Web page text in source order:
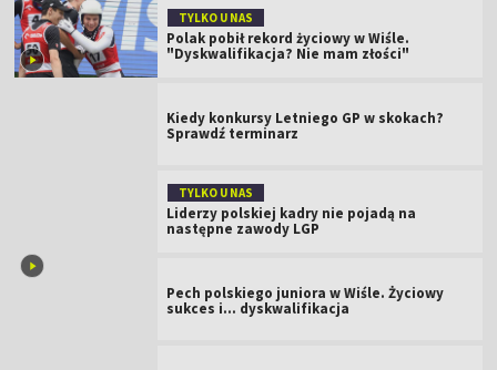
TYLKO U NAS
Polak pobił rekord życiowy w Wiśle.
"Dyskwalifikacja? Nie mam złości"
Kiedy konkursy Letniego GP w skokach?
Sprawdź terminarz
TYLKO U NAS
Liderzy polskiej kadry nie pojadą na
następne zawody LGP
Pech polskiego juniora w Wiśle. Życiowy
sukces i... dyskwalifikacja